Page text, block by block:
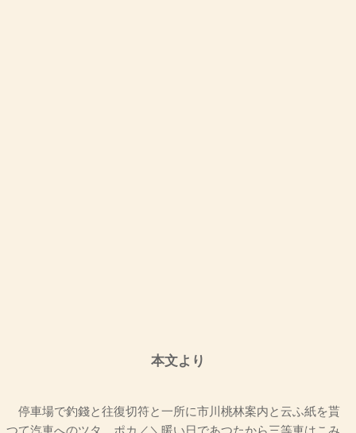
本文より
停車場で釣錢と往復切符と一所に市川桃林案内と云ふ紙を貰